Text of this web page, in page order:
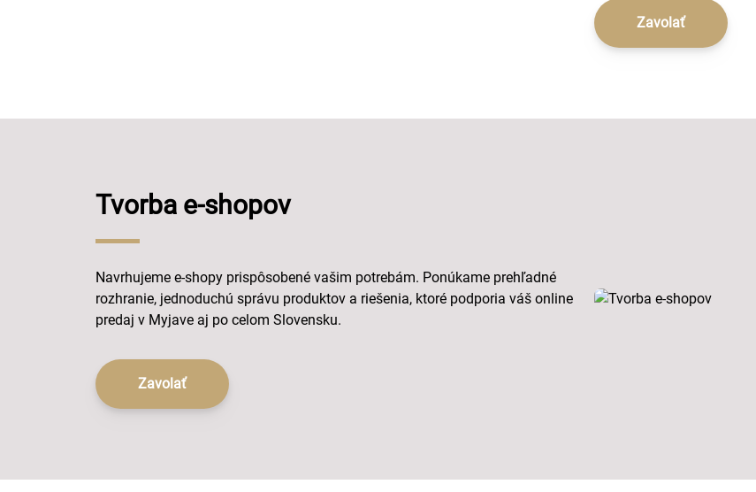
Zavolať
Tvorba e-shopov
Navrhujeme e-shopy prispôsobené vašim potrebám. Ponúkame prehľadné
rozhranie, jednoduchú správu produktov a riešenia, ktoré podporia váš online
predaj v Myjave aj po celom Slovensku.
Zavolať